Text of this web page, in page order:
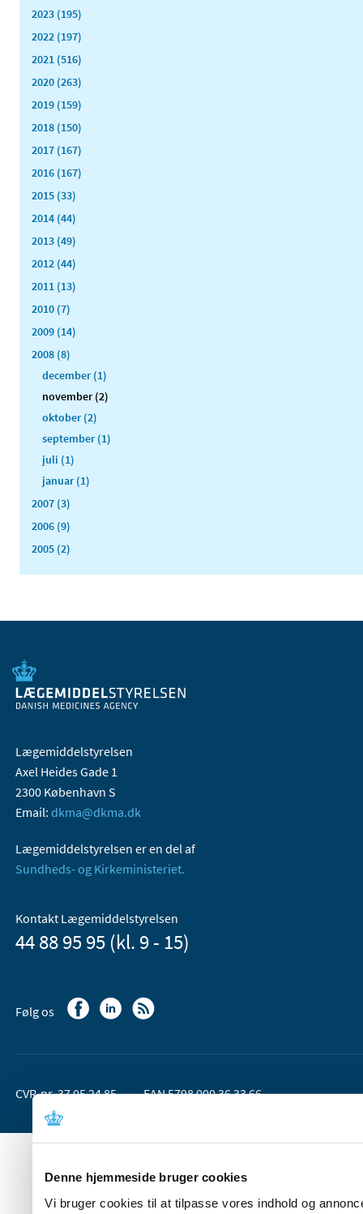
Denne hjemmeside bruger cookies
Vi bruger cookies til at tilpasse vores indhold og
2023 (195)
2022 (197)
2021 (516)
2020 (263)
2019 (159)
2018 (150)
2017 (167)
2016 (167)
2015 (33)
2014 (44)
2013 (49)
2012 (44)
2011 (13)
2010 (7)
2009 (14)
2008 (8)
december (1)
november (2)
oktober (2)
september (1)
juli (1)
januar (1)
2007 (3)
2006 (9)
2005 (2)
Lægemiddelstyrelsen
Axel Heides Gade 1
2300 København S
Email: dkma@dkma.dk
Lægemiddelstyrelsen er en del af
Sundheds- og Kirkeministeriet.
Kontakt Lægemiddelstyrelsen
44 88 95 95 (kl. 9 - 15)
Følg os
CVR-nr. 37 05 24 85 EAN 5798 000 36 33 66